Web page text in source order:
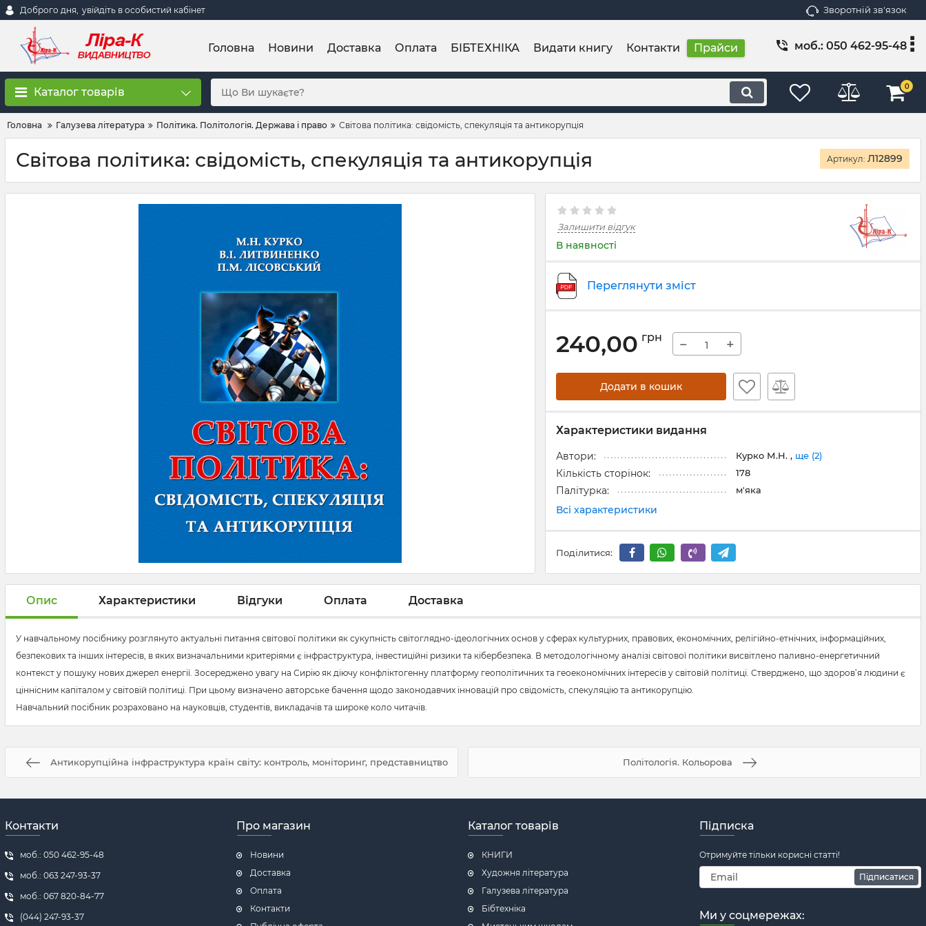
Доброго дня, увійдіть в особистий кабінет Зворотній зв'язок
Головна Новини Доставка Оплата БІБТЕХНІКА Видати книгу Контакти Прайси моб.: 050 462-95-48
Каталог товарів 0
Головна Галузева література Політика. Політологія. Держава і право Світова політика: свідомість, спекуляція та антикорупція
Світова політика: свідомість, спекуляція та антикорупція Артикул: Л12899
Залишити відгук
В наявності
Переглянути зміст
240,00 грн − +
Додати в кошик
Характеристики видання
Автори: Курко М.Н. , ще (2)
Кількість сторінок: 178
Палітурка: м'яка
Всі характеристики
Поділитися:
Опис Характеристики Відгуки Оплата Доставка
У навчальному посібнику розглянуто актуальні питання світової політики як сукупність світоглядно-ідеологічних основ у сферах культурних, правових, економічних, релігійно-етнічних, інформаційних,
безпекових та інших інтересів, в яких визначальними критеріями є інфраструктура, інвестиційні ризики та кібербезпека. В методологічному аналізі світової політики висвітлено паливно-енергетичний
контекст у пошуку нових джерел енергії. Зосереджено увагу на Сирію як діючу конфліктогенну платформу геополітичних та геоекономічних інтересів у світовій політиці. Стверджено, що здоров’я людини є
ціннісним капіталом у світовій політиці. При цьому визначено авторське бачення щодо законодавчих інновацій про свідомість, спекуляцію та антикорупцію.
Навчальний посібник розраховано на науковців, студентів, викладачів та широке коло читачів.
Антикорупційна інфраструктура країн світу: контроль, моніторинг, представництво Політологія. Кольорова
Контакти
моб.: 050 462-95-48
моб.: 063 247-93-37
моб.: 067 820-84-77
(044) 247-93-37
Про магазин
Новини
Доставка
Оплата
Контакти
Каталог товарів
КНИГИ
Художня література
Галузева література
Бібтехніка
Підписка
Отримуйте тільки корисні статті!
Підписатися
Ми у соцмережах: